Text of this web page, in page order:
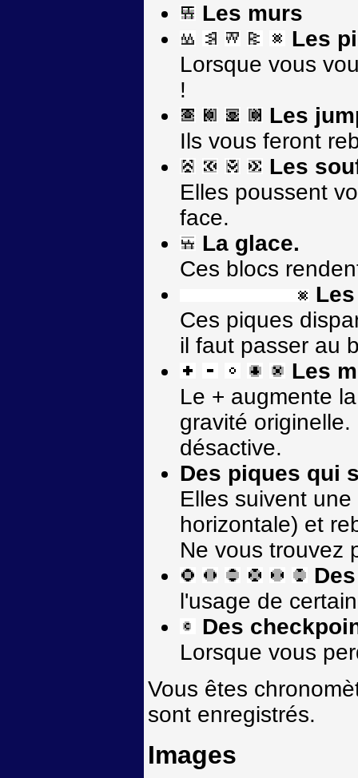
Les murs
Les
Lorsque vous
!
Les
Ils vous feront
Les
Elles poussent
face.
La glace.
Ces blocs
Ces piques
il faut passer au
Les
Le + augmente
gravité
désactive.
Des piques qui
Elles suivent
horizontale) et
Ne vous trouvez
l'usage de
Des
Lorsque vous
Vous êtes
sont enregistrés.
Images